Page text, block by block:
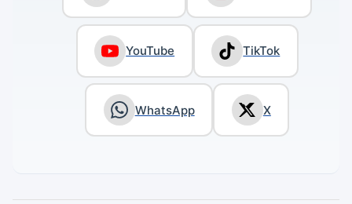
YouTube TikTok
WhatsApp X